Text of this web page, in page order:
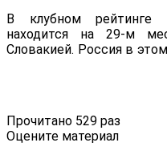
В клубном рейтинге
находится на 29-м
Словакией. Россия в
Прочитано 529 раз
Оцените материал